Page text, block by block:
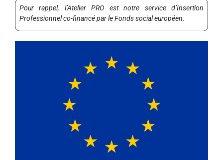
Pour rappel, l’Atelier PRO est notre service d’Insertion
Professionnel co-financé par le Fonds social européen.